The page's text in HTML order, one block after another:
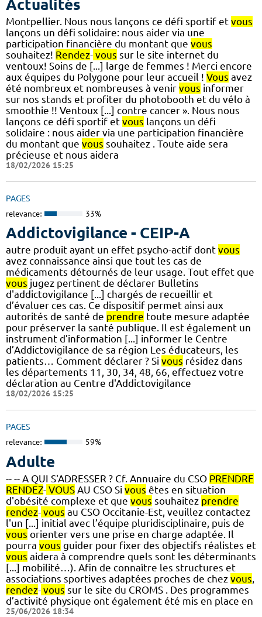
Actualités
Montpellier. Nous nous lançons ce défi sportif et vous
lançons un défi solidaire: nous aider via une
participation financière du montant que vous
souhaitez! Rendez- vous sur le site internet du
ventoux! Soins de [...] large de femmes ! Merci encore
aux équipes du Polygone pour leur accueil ! Vous avez
été nombreux et nombreuses à venir vous informer
sur nos stands et profiter du photobooth et du vélo à
smoothie !! Ventoux [...] contre cancer ». Nous nous
lançons ce défi sportif et vous lançons un défi
solidaire : nous aider via une participation financière
du montant que vous souhaitez . Toute aide sera
précieuse et nous aidera
18/02/2026 15:25
PAGES
relevance: 33%
Addictovigilance - CEIP-A
autre produit ayant un effet psycho-actif dont vous
avez connaissance ainsi que tout les cas de
médicaments détournés de leur usage. Tout effet que
vous jugez pertinent de déclarer Bulletins
d'addictovigilance [...] chargés de recueillir et
d’évaluer ces cas. Ce dispositif permet ainsi aux
autorités de santé de prendre toute mesure adaptée
pour préserver la santé publique. Il est également un
instrument d’information [...] informer le Centre
d’Addictovigilance de sa région Les éducateurs, les
patients… Comment déclarer ? Si vous résidez dans
les départements 11, 30, 34, 48, 66, effectuez votre
déclaration au Centre d'Addictovigilance
18/02/2026 15:25
PAGES
relevance: 59%
Adulte
-- -- A QUI S'ADRESSER ? Cf. Annuaire du CSO PRENDRE
RENDEZ- VOUS AU CSO Si vous êtes en situation
d'obésité complexe et que vous souhaitez prendre
rendez- vous au CSO Occitanie-Est, veuillez contactez
l'un [...] initial avec l’équipe pluridisciplinaire, puis de
vous orienter vers une prise en charge adaptée. Il
pourra vous guider pour fixer des objectifs réalistes et
vous aidera à comprendre quels sont les déterminants
[...] mobilité…). Afin de connaître les structures et
associations sportives adaptées proches de chez vous,
rendez- vous sur le site du CROMS . Des programmes
d’activité physique ont également été mis en place en
25/06/2026 18:34